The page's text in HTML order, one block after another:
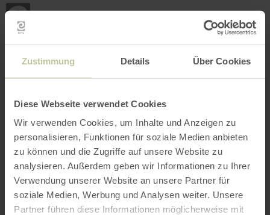
Zustimmung Details Über Cookies
Diese Webseite verwendet Cookies
Wir verwenden Cookies, um Inhalte und Anzeigen zu
personalisieren, Funktionen für soziale Medien anbieten
zu können und die Zugriffe auf unsere Website zu
analysieren. Außerdem geben wir Informationen zu Ihrer
Verwendung unserer Website an unsere Partner für
soziale Medien, Werbung und Analysen weiter. Unsere
Partner führen diese Informationen möglicherweise mit
CARTE INTERACTIVE
ma
Ouvrir le filtre